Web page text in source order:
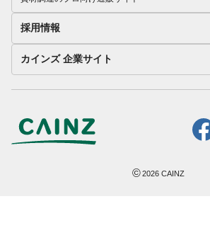
採用情報
カインズ 企業サイト
©2026 CAINZ